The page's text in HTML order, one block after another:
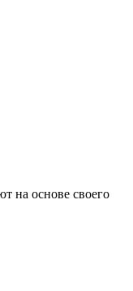
на основе своего